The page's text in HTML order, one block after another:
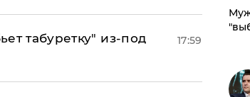
табуретку" из-под
17:59